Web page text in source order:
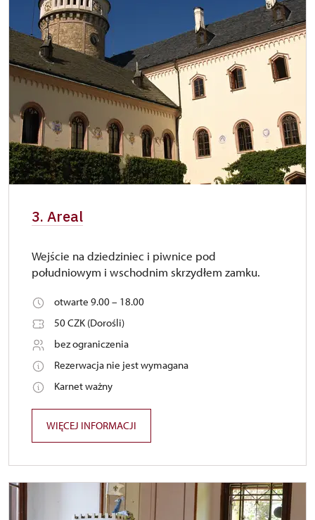
3. Areal
Wejście na dziedziniec i piwnice pod
południowym i wschodnim skrzydłem zamku.
otwarte 9.00 – 18.00
50 CZK (Dorośli)
bez ograniczenia
Rezerwacja nie jest wymagana
Karnet ważny
WIĘCEJ INFORMACJI